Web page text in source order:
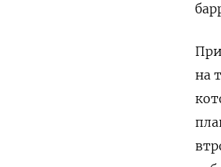
на